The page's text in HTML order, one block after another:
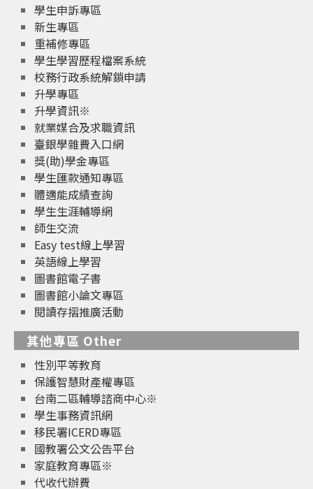
學生申訴專區
新生專區
重補修專區
學生學習歷程檔案系統
校務行政系統解鎖申請
升學專區
升學資訊※
就業媒合及求職資訊
臺銀學雜費入口網
獎(助)學金專區
學生匯款通知專區
體適能成績查詢
學生生涯輔導網
師生交流
Easy test線上學習
英語線上學習
圖書館電子書
圖書館小論文專區
閱讀存摺推廣活動
其他專區 Other
性別平等教育
保護智慧財產權專區
台南二區輔導諮商中心※
學生事務資訊網
移民署ICERD專區
國教署公文公告平台
家庭教育專區※
代收代辦費